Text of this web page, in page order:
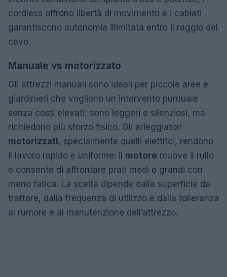
cordless offrono libertà di movimento e i cablati
garantiscono autonomia illimitata entro il raggio del
cavo.
Manuale vs motorizzato
Gli attrezzi manuali sono ideali per piccole aree e
giardinieri che vogliono un intervento puntuale
senza costi elevati; sono leggeri e silenziosi, ma
richiedono più sforzo fisico. Gli arieggiatori
motorizzati, specialmente quelli elettrici, rendono
il lavoro rapido e uniforme: il motore muove il rullo
e consente di affrontare prati medi e grandi con
meno fatica. La scelta dipende dalla superficie da
trattare, dalla frequenza di utilizzo e dalla tolleranza
al rumore e al manutenzione dell’attrezzo.